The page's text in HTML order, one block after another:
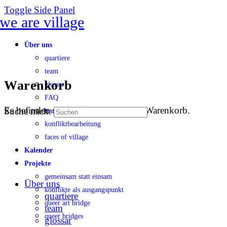
Toggle Side Panel
Über uns
quartiere
team
glossar
FAQ
transparenz
konfliktbearbeitung
faces of village
Kalender
Projekte
gemeinsam statt einsam
konflikte als ausgangspunkt
queer art bridge
queer bridges
Warenkorb
Es befinden sich keine Produkte im Warenkorb.
Suche nach:
Über uns
quartiere
team
glossar